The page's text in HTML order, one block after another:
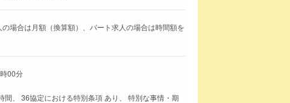
場合は月額（換算額）、パート求人の場合は時間額を
00分
、 36協定における特別条項 あり、 特別な事情・期